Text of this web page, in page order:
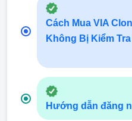
Cách Mua VIA
Không Bị Kiểm Tra
Hướng dẫn đăng